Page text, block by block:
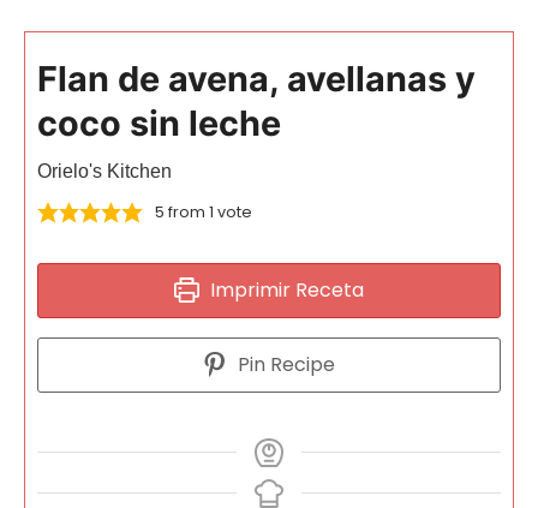
Flan de avena, avellanas y
coco sin leche
Orielo's Kitchen
5 from 1 vote
Imprimir Receta
Pin Recipe